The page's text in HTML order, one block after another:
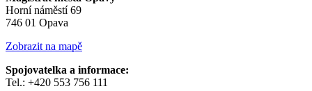
Horní náměstí 69
746 01 Opava
Zobrazit na mapě
Spojovatelka a informace:
Tel.: +420 553 756 111